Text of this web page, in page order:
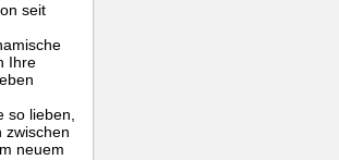
seit
Ihre
so lieben,
zwischen
neuem